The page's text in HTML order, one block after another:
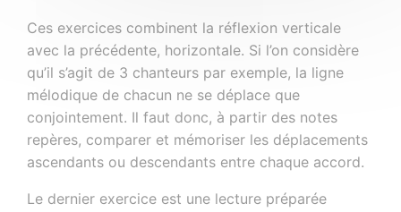
Ces exercices combinent la réflexion verticale
avec la précédente, horizontale. Si l’on considère
qu’il s’agit de 3 chanteurs par exemple, la ligne
mélodique de chacun ne se déplace que
conjointement. Il faut donc, à partir des notes
repères, comparer et mémoriser les déplacements
ascendants ou descendants entre chaque accord.
Le dernier exercice est une lecture préparée